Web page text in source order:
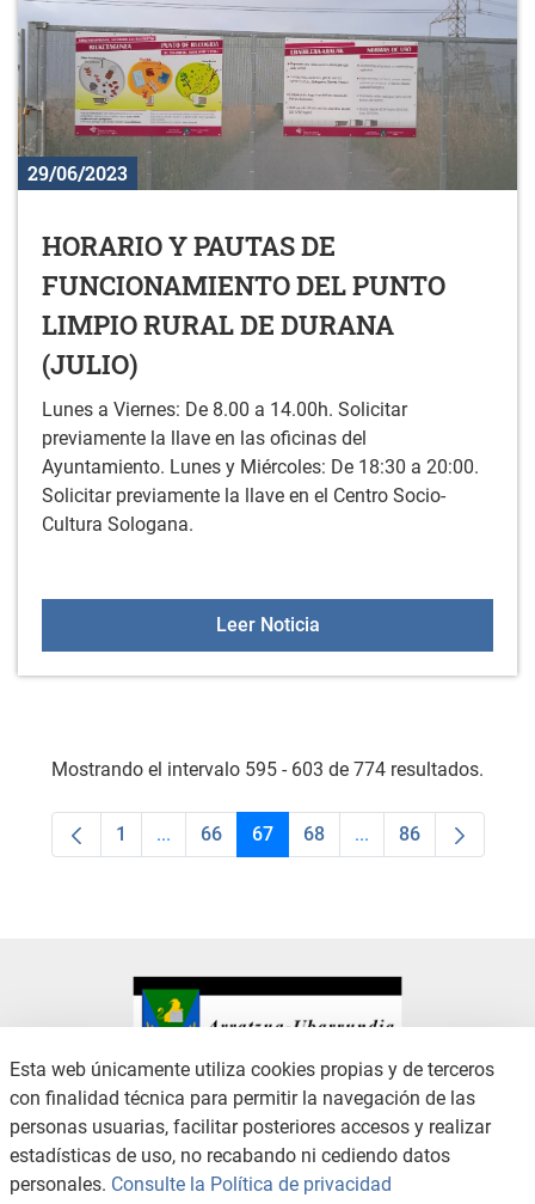
29/06/2023
HORARIO Y PAUTAS DE
FUNCIONAMIENTO DEL PUNTO
LIMPIO RURAL DE DURANA
(JULIO)
Lunes a Viernes: De 8.00 a 14.00h. Solicitar
previamente la llave en las oficinas del
Ayuntamiento. Lunes y Miércoles: De 18:30 a 20:00.
Solicitar previamente la llave en el Centro Socio-
Cultura Sologana.
Leer NoticiaHORARIO Y PAUTAS DE
Mostrando el intervalo 595 - 603 de 774 resultados.
Página
1 ...Páginas intermedias Use TAB para
Página
66 Página
67 Página
68 ...PáginasPágina
86
CONTACTO
AVISO LEGAL
CANAL DE DENUNCIAS
POLÍTICA DE PRIVACIDAD
POLÍTICA DE COOKIES
ACCESIBILIDAD
Esta web únicamente utiliza cookies propias y de terceros
con finalidad técnica para permitir la navegación de las
personas usuarias, facilitar posteriores accesos y realizar
estadísticas de uso, no recabando ni cediendo datos
personales. Consulte la Política de privacidad